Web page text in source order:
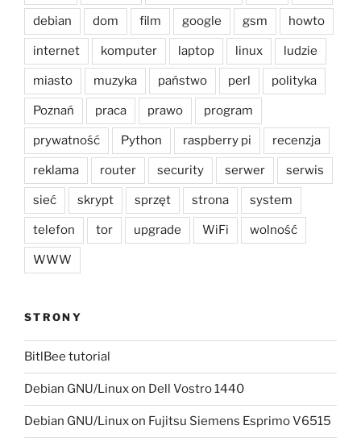
debian dom film google gsm howto
internet komputer laptop linux ludzie
miasto muzyka państwo perl polityka
Poznań praca prawo program
prywatność Python raspberry pi recenzja
reklama router security serwer serwis
sieć skrypt sprzęt strona system
telefon tor upgrade WiFi wolność
WWW
STRONY
BitlBee tutorial
Debian GNU/Linux on Dell Vostro 1440
Debian GNU/Linux on Fujitsu Siemens Esprimo V6515